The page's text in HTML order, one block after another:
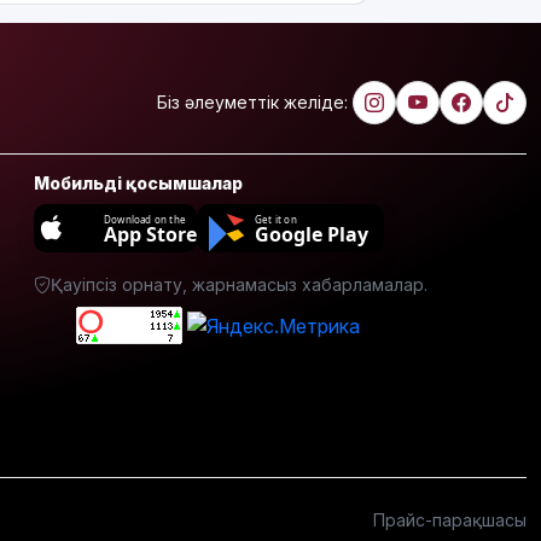
сала
тиесілі
болған
«Байсат»
базары
жаңа иесін
қызу
Біз әлеуметтік желіде:
Мобильді қосымшалар
Download on the
App Store
Get it on
Google Play
Қауіпсіз орнату, жарнамасыз хабарламалар.
Прайс-парақшасы